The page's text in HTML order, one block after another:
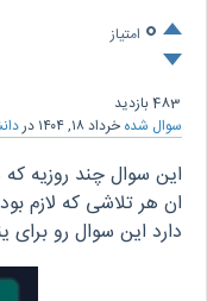
0 امتیاز
483بازدید
سوال شده خرداد ۱۸, ۱۴۰۴ در
این سوال چند روزیه
ان هر تلاشی که لازم
دارد این سوال رو برای